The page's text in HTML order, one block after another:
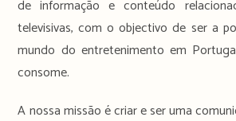
de informação e conteúdo
televisivas, com o objectivo de ser a
mundo do entretenimento em
consome.
A nossa missão é criar e ser uma